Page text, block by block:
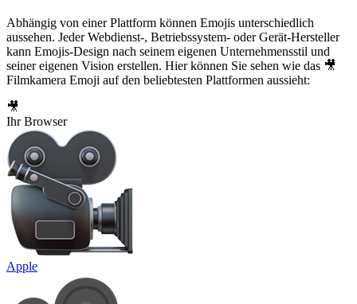
Abhängig von einer Plattform können Emojis unterschiedlich
aussehen. Jeder Webdienst-, Betriebssystem- oder Gerät-Hersteller
kann Emojis-Design nach seinem eigenen Unternehmensstil und
seiner eigenen Vision erstellen. Hier können Sie sehen wie das 🎥
Filmkamera Emoji auf den beliebtesten Plattformen aussieht:
🎥
Ihr Browser
Apple